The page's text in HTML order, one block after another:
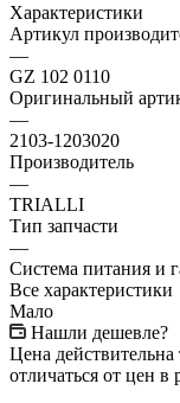
Характеристики
Артикул
—
GZ 102 0110
Оригинальный
—
2103-1203020
Производитель
—
TRIALLI
Тип запчасти
—
Система питания и
Все характеристики
Мало
Нашли дешевле?
Цена
отличаться от цен